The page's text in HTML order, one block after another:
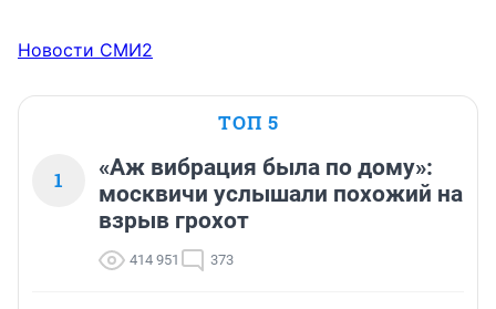
Новости СМИ2
ТОП 5
1
«Аж вибрация была по дому»:
москвичи услышали похожий на
взрыв грохот
414 951 373